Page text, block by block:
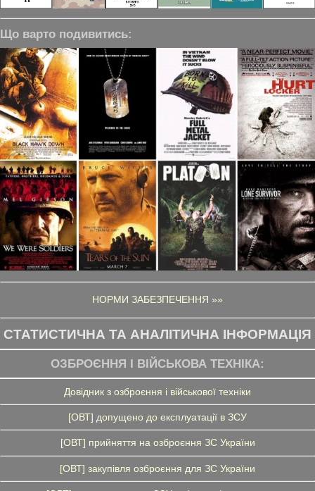
Що варто подивитись:
НОРМИ ЗАБЕЗПЕЧЕННЯ »»
СТАТИСТИЧНА ТА АНАЛІТИЧНА ІНФОРМАЦІЯ
ОЗБРОЄННЯ І ВІЙСЬКОВА ТЕХНІКА:
Довідник з озброєння і військової техніки
[ОВТ] допущено до експлуатації в ЗСУ
[ОВТ] прийняття на озброєння ЗС України
[ОВТ] закупівля озброєння для ЗС України